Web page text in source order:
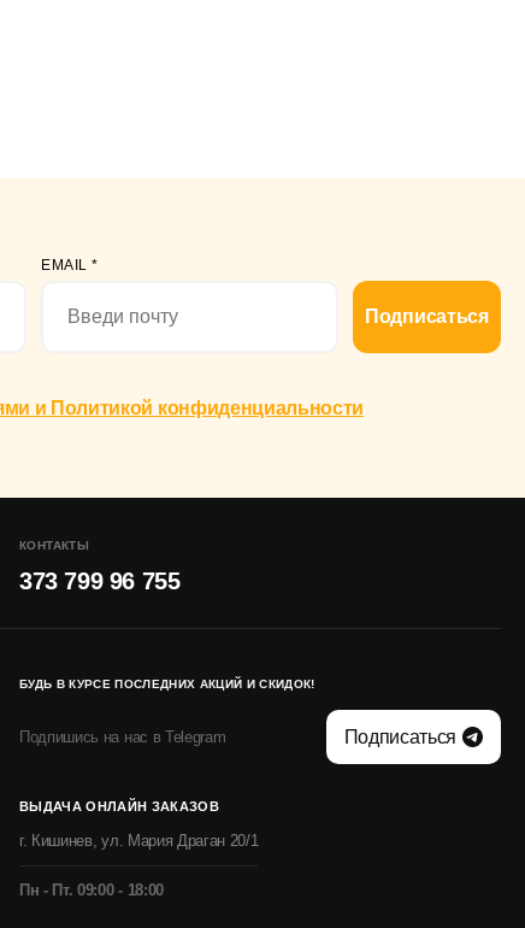
EMAIL*
Подписаться
и Политикой конфиденциальности
КОНТАКТЫ
373 799 96 755
БУДЬ В КУРСЕ ПОСЛЕДНИХ АКЦИЙ И СКИДОК!
Подпишись на нас в Telegram Подписаться
ВЫДАЧА ОНЛАЙН ЗАКАЗОВ
г. Кишинев, ул. Мария Драган 20/1
Пн - Пт. 09:00 - 18:00